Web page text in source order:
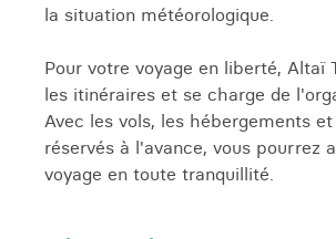
la situation météorologique.
Pour votre voyage en liberté, Altaï
les itinéraires et se charge de
Avec les vols, les hébergements
réservés à l'avance, vous pourrez
voyage en toute tranquillité.